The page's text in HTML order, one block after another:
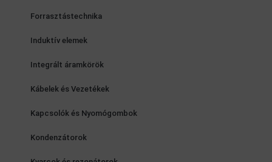
Forrasztástechnika
Induktív elemek
Integrált áramkörök
Kábelek és Vezetékek
Kapcsolók és Nyomógombok
Kondenzátorok